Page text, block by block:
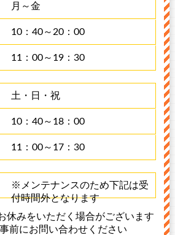
月～金
10：40～20：00
11：00～19：30
土・日・祝
10：40～18：00
11：00～17：30
※メンテナンスのため下記は受
付時間外となります
休みをいただく場合がございます
前にお問い合わせください